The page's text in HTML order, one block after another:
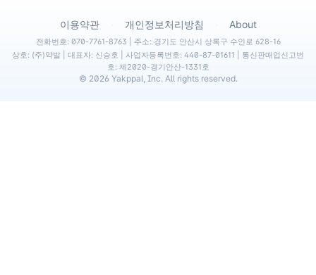
이용약관 개인정보처리방침 About
전화번호: 070-7761-8763 | 주소: 경기도 안산시 상록구 수인로 628-16
상호: (주)약발 | 대표자: 신승호 | 사업자등록번호: 440-87-01611 | 통신판매업신고번
호: 제2020-경기안산-1331호
© 2026 Yakppal, Inc. All rights reserved.